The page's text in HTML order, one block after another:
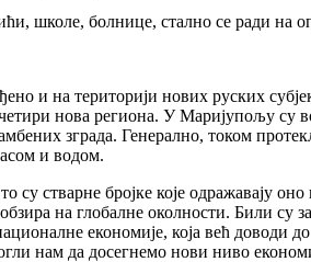
школе, болнице, стално се ради на
и на територији нових руских
нова региона. У Маријупољу су
зграда. Генерално, током
и водом.
су стварне бројке које одражавају
обзира на глобалне околности. Били
економије, која већ доводи
нам да досегнемо нови ниво